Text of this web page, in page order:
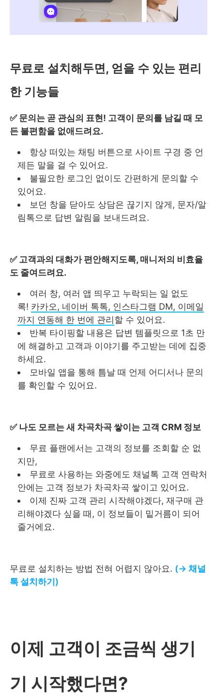
무료로 설치해두면, 얻을 수 있는 편리
한 기능들
✅ 문의는 곧 관심의 표현! 고객이 문의를 남길 때 모
든 불편함을 없애드려요.
항상 떠있는 채팅 버튼으로 사이트 구경 중 언
제든 말을 걸 수 있어요.
불필요한 로그인 없이도 간편하게 문의할 수
있어요.
보던 창을 닫아도 상담은 끊기지 않게, 문자/알
림톡으로 답변 알림을 보내드려요.
✅ 고객과의 대화가 편안해지도록, 매니저의 비효율
도 줄여드려요.
여러 창, 여러 앱 띄우고 누락되는 일 없도
록! 카카오, 네이버 톡톡, 인스타그램 DM, 이메일
까지 연동해 한 번에 관리할 수 있어요.
반복 타이핑할 내용은 답변 템플릿으로 1초 만
에 해결하고 고객과 이야기를 주고받는 데에 집중
하세요.
모바일 앱을 통해 틈날 때 언제 어디서나 문의
를 확인할 수 있어요.
✅ 나도 모르는 새 차곡차곡 쌓이는 고객 CRM 정보
무료 플랜에서는 고객의 정보를 조회할 순 없
지만,
무료로 사용하는 와중에도 채널톡 고객 연락처
안에는 고객 정보가 차곡차곡 쌓이고 있어요.
이제 진짜 고객 관리 시작해야겠다, 재구매 관
리해야겠다 싶을 때, 이 정보들이 밑거름이 되어
줄거에요.
무료로 설치하는 방법 전혀 어렵지 않아요. (→ 채널
톡 설치하기)
이제 고객이 조금씩 생기
기 시작했다면?